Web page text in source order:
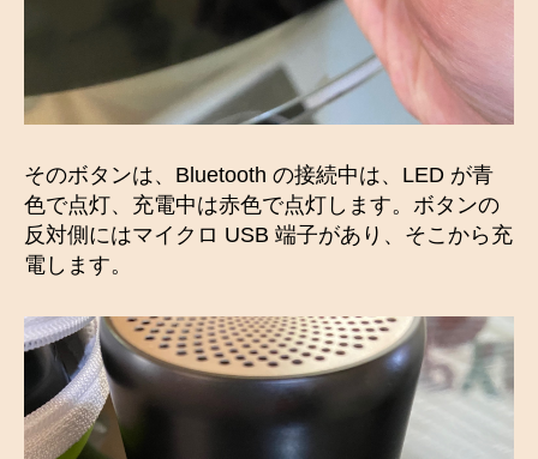
そのボタンは、Bluetooth の接続中は、LED が青
色で点灯、充電中は赤色で点灯します。ボタンの
反対側にはマイクロ USB 端子があり、そこから充
電します。